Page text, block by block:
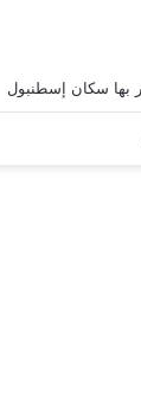
بها سكان إسطنبول